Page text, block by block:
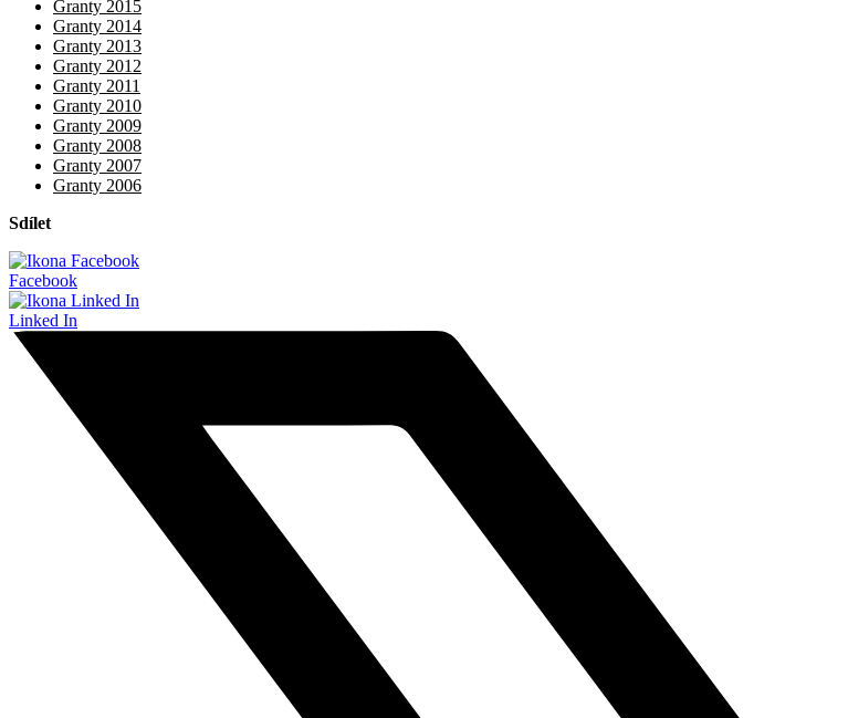
Granty 2015
Granty 2014
Granty 2013
Granty 2012
Granty 2011
Granty 2010
Granty 2009
Granty 2008
Granty 2007
Granty 2006
Sdílet
Facebook
Linked In